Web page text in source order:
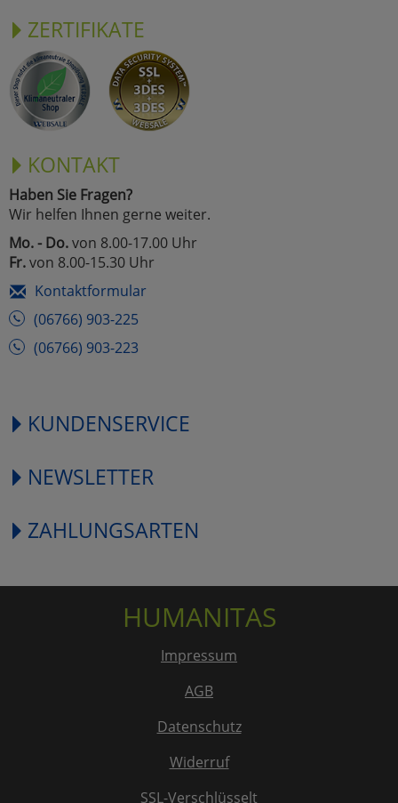
ZERTIFIKATE
KONTAKT
Haben Sie Fragen?
Wir helfen Ihnen gerne weiter.
Mo. - Do.von 8.00-17.00 Uhr
Fr.von 8.00-15.30 Uhr
Kontaktformular
(06766) 903-225
(06766) 903-223
KUNDENSERVICE
NEWSLETTER
ZAHLUNGSARTEN
HUMANITAS
Impressum
AGB
Datenschutz
Widerruf
SSL-Verschlüsselt